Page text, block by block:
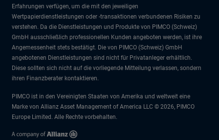
Erfahrungen verfügen, um die mit den jeweiligen
Wertpapierdienstleistungen oder -transaktionen verbundenen Risiken zu
verstehen. Da die Dienstleistungen und Produkte von PIMCO (Schweiz)
GmbH ausschließlich professionellen Kunden angeboten werden, ist ihre
Angemessenheit stets bestätigt. Die von PIMCO (Schweiz) GmbH
angebotenen Dienstleistungen sind nicht für Privatanleger erhältlich.
Diese sollten sich nicht auf die vorliegende Mitteilung verlassen, sondern
ihren Finanzberater kontaktieren.
PIMCO ist in den Vereinigten Staaten von Amerika und weltweit eine
Marke von Allianz Asset Management of America LLC © 2026, PIMCO
Europe Limited. Alle Rechte vorbehalten.